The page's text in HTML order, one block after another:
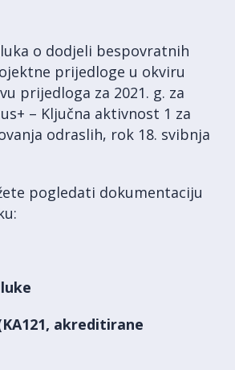
o dodjeli bespovratnih
prijedloge u okviru
prijedloga za 2021. g. za
– Ključna aktivnost 1 za
odraslih, rok 18. svibnja
pogledati dokumentaciju
akreditirane